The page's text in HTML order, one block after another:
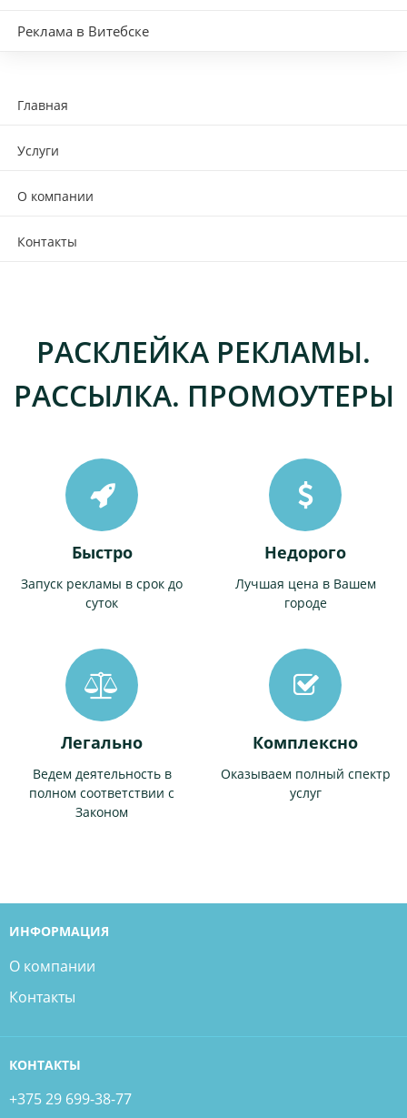
Реклама в Витебске
Главная
Услуги
О компании
Контакты
РАСКЛЕЙКА РЕКЛАМЫ.
РАССЫЛКА. ПРОМОУТЕРЫ
Быстро
Запуск рекламы в срок до
суток
Недорого
Лучшая цена в Вашем
городе
Легально
Ведем деятельность в
полном соответствии с
Законом
Комплексно
Оказываем полный спектр
услуг
ИНФОРМАЦИЯ
О компании
Контакты
КОНТАКТЫ
+375 29 699-38-77